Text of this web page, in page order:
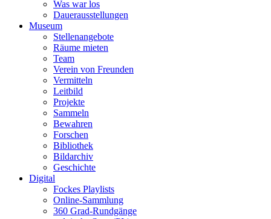
Was war los
Dauerausstellungen
Museum
Stellenangebote
Räume mieten
Team
Verein von Freunden
Vermitteln
Leitbild
Projekte
Sammeln
Bewahren
Forschen
Bibliothek
Bildarchiv
Geschichte
Digital
Fockes Playlists
Online-Sammlung
360 Grad-Rundgänge